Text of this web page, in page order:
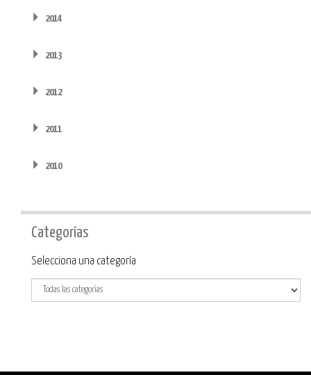
2014
2013
2012
2011
2010
Categorías
Categoría
Selecciona una categoría